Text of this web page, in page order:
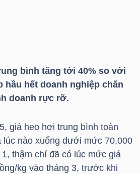
bình tăng tới 40% so với
hầu hết doanh nghiệp chăn
doanh rực rỡ.
giá heo hơi trung bình toàn
nào xuống dưới mức 70,000
thậm chí đã có lúc mức giá
kg vào tháng 3, trước khi